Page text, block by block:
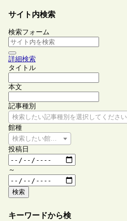
サイト内検索
検索フォーム
詳細検索
タイトル
本文
記事種別
検索したい記事種別を選択してください
館種
検索したい館種を選択してください
投稿日
～
検索
キーワードから検